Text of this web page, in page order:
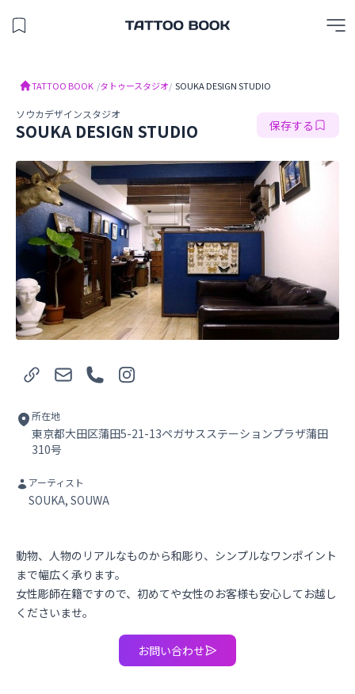
保存したスタジオを見る
TATTOO BOOK /タトゥースタジオ/ SOUKA DESIGN STUDIO
ソウカデザインスタジオ
SOUKA DESIGN STUDIO 保存する
Webサイト
メール 電話 Instagram
所在地
東京都大田区蒲田5-21-13ペガサスステーションプラザ蒲田
310号
アーティスト
SOUKA, SOUWA
動物、人物のリアルなものから和彫り、シンプルなワンポイント
まで幅広く承ります。
女性彫師在籍ですので、初めてや女性のお客様も安心してお越し
くださいませ。
お問い合わせ